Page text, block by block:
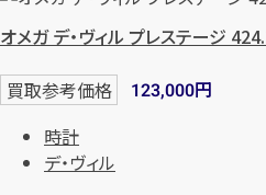
オメガ デ・ヴィル プレステージ
買取参考価格 123,000円
時計
デ・ヴィル